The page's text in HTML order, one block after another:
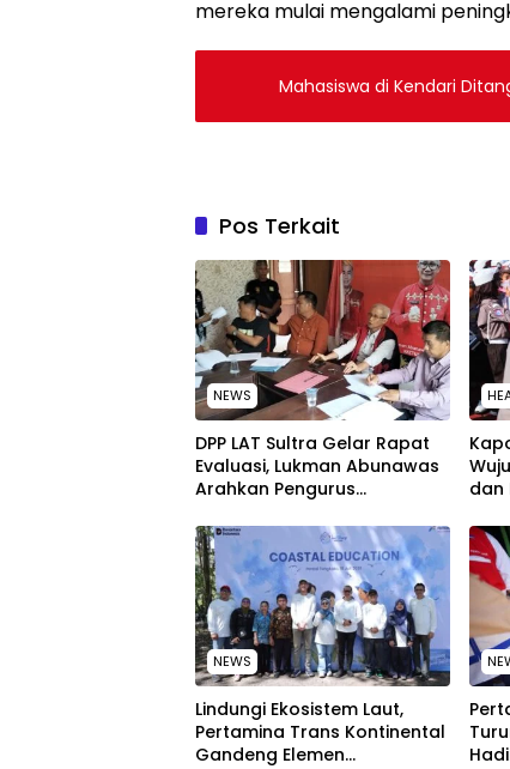
mereka mulai mengalami
Mahasiswa di Kendari
Pos Terkait
NEWS
‎DPP LAT Sultra Gelar Rapat
Evaluasi, Lukman Abunawas
Arahkan Pengurus
Menyeluruh
dan
NEWS
Lindungi Ekosistem Laut,
Pertamina Trans Kontinental
Gandeng Elemen